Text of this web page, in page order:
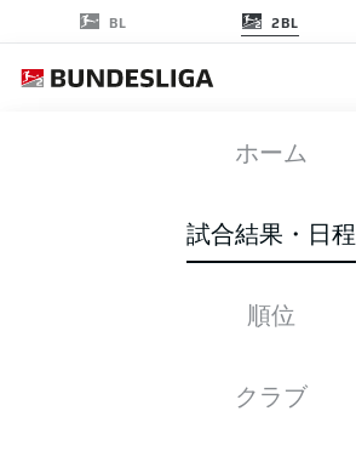
BL 2BL
ホーム
試合結果・日程
順位
クラブ
SGF BOC
スターティングメンバー